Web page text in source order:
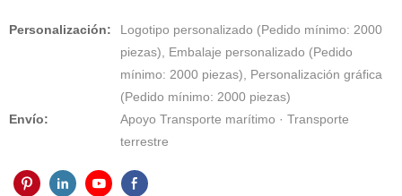
Personalización:
Logotipo personalizado (Pedido mínimo: 2000
piezas), Embalaje personalizado (Pedido
mínimo: 2000 piezas), Personalización gráfica
(Pedido mínimo: 2000 piezas)
Envío:
Apoyo Transporte marítimo · Transporte
terrestre